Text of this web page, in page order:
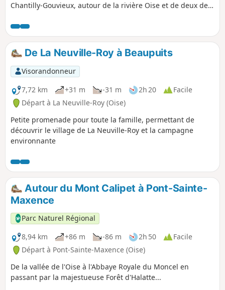
Chantilly-Gouvieux, autour de la rivière Oise et de deux de
est remarquable ici, entre l'abbatiale de Saint-Leu
d'Esserent et bien sûr la ville et le domaine de Chantilly.
De La Neuville-Roy à Beaupuits
Visorandonneur
7,72 km
+31 m -31 m 2h 20
Facile
Départ à La Neuville-Roy (Oise)
Petite promenade pour toute la famille, permettant de
découvrir le village de La Neuville-Roy et la campagne
environnante
Autour du Mont Calipet à Pont-Sainte-
Maxence
Parc Naturel Régional
8,94 km
+86 m -86 m 2h 50
Facile
Départ à Pont-Sainte-Maxence (Oise)
De la vallée de l'Oise à l'Abbaye Royale du Moncel en
passant par la majestueuse Forêt d'Halatte...